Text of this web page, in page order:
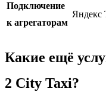
Подключение
к агрегаторам
Яндекс
Какие ещё
2 City Taxi?